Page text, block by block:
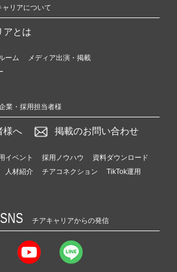
ャリアについて
アとは
ーム
メディア出演・掲載
業・採用担当者様
様へ 掲載のお問い合わせ
イベント 採用ノウハウ
資料ダウンロード
人材紹介 チアコネクション
TikTok運用
チアキャリアからの発信